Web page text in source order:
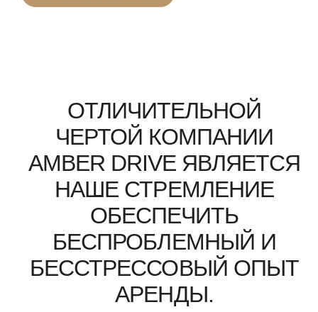
ОТЛИЧИТЕЛЬНОЙ
ЧЕРТОЙ КОМПАНИИ
AMBER DRIVE ЯВЛЯЕТСЯ
НАШЕ СТРЕМЛЕНИЕ
ОБЕСПЕЧИТЬ
БЕСПРОБЛЕМНЫЙ И
БЕССТРЕССОВЫЙ ОПЫТ
АРЕНДЫ.